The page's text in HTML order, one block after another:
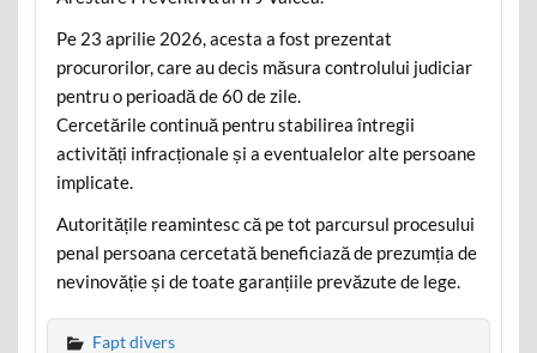
Pe 23 aprilie 2026, acesta a fost prezentat
procurorilor, care au decis măsura controlului judiciar
pentru o perioadă de 60 de zile.
Cercetările continuă pentru stabilirea întregii
activități infracționale și a eventualelor alte persoane
implicate.
Autoritățile reamintesc că pe tot parcursul procesului
penal persoana cercetată beneficiază de prezumția de
nevinovăție și de toate garanțiile prevăzute de lege.
Fapt divers